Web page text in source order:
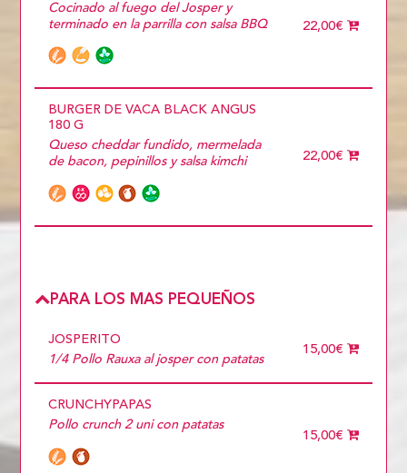
Cocinado al fuego del Josper y
terminado en la parrilla con salsa BBQ
22,00€
BURGER DE VACA BLACK ANGUS
180 G
Queso cheddar fundido, mermelada
de bacon, pepinillos y salsa kimchi
22,00€
PARA LOS MAS PEQUEÑOS
JOSPERITO
1/4 Pollo Rauxa al josper con patatas
15,00€
CRUNCHYPAPAS
Pollo crunch 2 uni con patatas
15,00€